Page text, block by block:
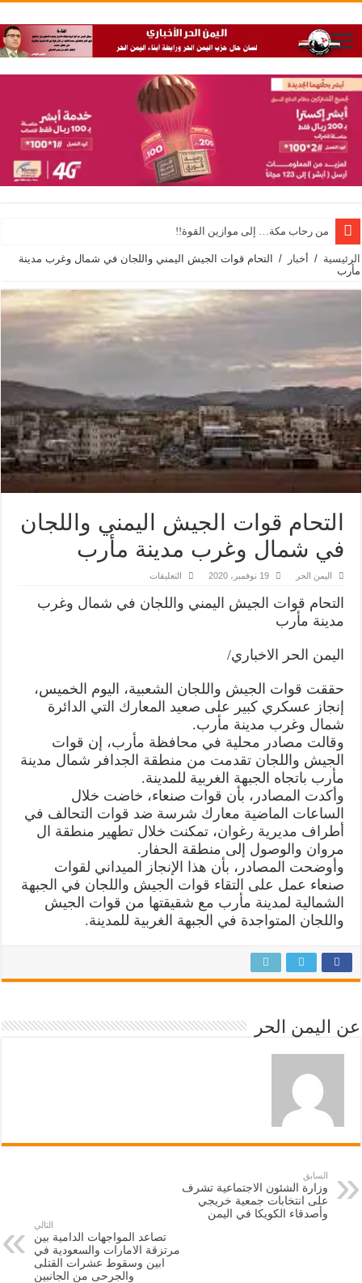
من رحاب مكة… إلى موازين القوة!!
الرئيسية / أخبار /
التحام قوات الجيش اليمني واللجان في شمال وغرب مدينة
مأرب
التحام قوات الجيش اليمني واللجان
في شمال وغرب مدينة مأرب
اليمن الحر 19 نوفمبر، 2020 التعليقات
الجيش
مغلقة
التحام قوات الجيش اليمني واللجان في شمال وغرب
مدينة مأرب
اليمن الحر الاخباري/
حققت قوات الجيش واللجان الشعبية، اليوم الخميس،
إنجاز عسكري كبير على صعيد المعارك التي الدائرة
شمال وغرب مدينة مأرب.
وقالت مصادر محلية في محافظة مأرب، إن قوات
الجيش واللجان تقدمت من منطقة الجدافر شمال مدينة
مأرب باتجاه الجبهة الغربية للمدينة.
وأكدت المصادر، بأن قوات صنعاء، خاضت خلال
الساعات الماضية معارك شرسة ضد قوات التحالف في
أطراف مديرية رغوان، تمكنت خلال تطهير منطقة ال
مروان والوصول إلى منطقة الحفار.
وأوضحت المصادر، بأن هذا الإنجاز الميداني لقوات
صنعاء عمل على التقاء قوات الجيش واللجان في الجبهة
الشمالية لمدينة مأرب مع شقيقتها من قوات الجيش
واللجان المتواجدة في الجبهة الغربية للمدينة.
عن اليمن الحر
السابق
وزارة الشئون الاجتماعية تشرف
على انتخابات جمعية خريجي
وأصدقاء الكويكا في اليمن
التالي
تصاعد المواجهات الدامية بين
مرتزقة الامارات والسعودية في
ابين وسقوط عشرات القتلى
والجرحى من الجانبين